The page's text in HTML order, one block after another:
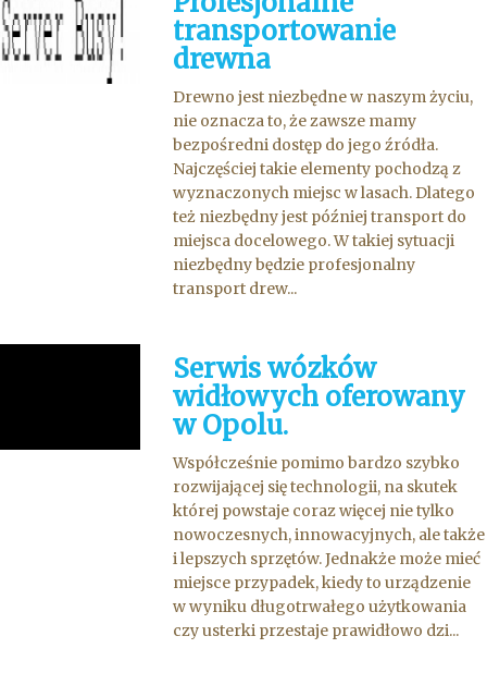
transportowanie
drewna
Drewno jest niezbędne w naszym życiu,
nie oznacza to, że zawsze mamy
bezpośredni dostęp do jego źródła.
Najczęściej takie elementy pochodzą z
wyznaczonych miejsc w lasach. Dlatego
też niezbędny jest później transport do
miejsca docelowego. W takiej sytuacji
niezbędny będzie profesjonalny
transport drew...
Serwis wózków
widłowych oferowany
w Opolu.
Współcześnie pomimo bardzo szybko
rozwijającej się technologii, na skutek
której powstaje coraz więcej nie tylko
nowoczesnych, innowacyjnych, ale także
i lepszych sprzętów. Jednakże może mieć
miejsce przypadek, kiedy to urządzenie
w wyniku długotrwałego użytkowania
czy usterki przestaje prawidłowo dzi...